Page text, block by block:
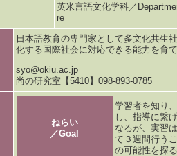
英米言語文化学科／
re
日本語教育の専門家として多文化共生
化する国際社会に対応できる能力を育
syo@okiu.ac.jp
尚の研究室【5410】098-893-0785
ねらい
／Goal
学習者を知り
し、指導に繋
なるが、実習
て３週間行う
の可能性を探